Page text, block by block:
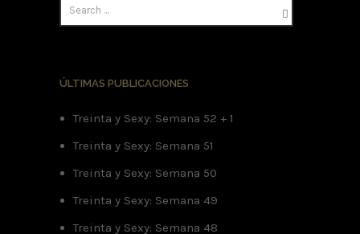
ÚLTIMAS PUBLICACIONES
Treinta y Sexy: Semana 52 + 1
Treinta y Sexy: Semana 51
Treinta y Sexy: Semana 50
Treinta y Sexy: Semana 49
Treinta y Sexy: Semana 48